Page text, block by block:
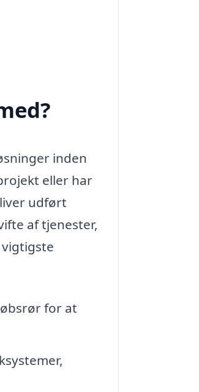
inden
eller har
udført
af tjenester,
for at